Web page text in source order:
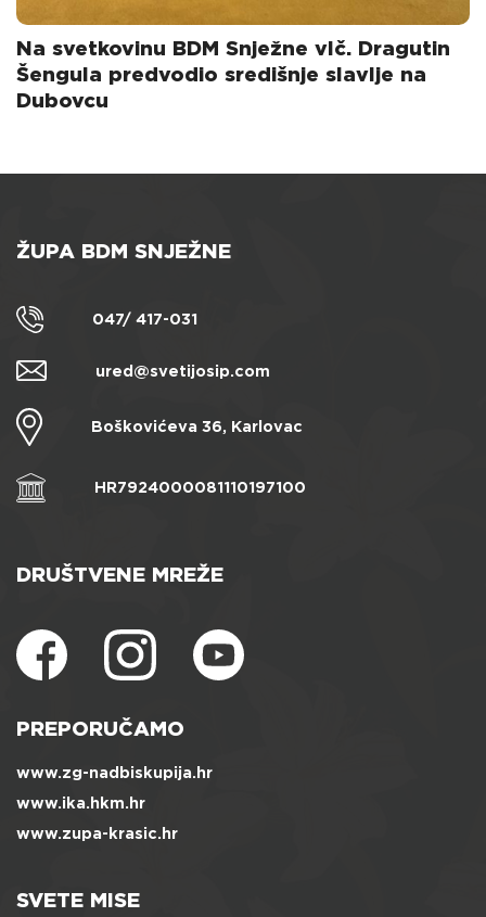
Na svetkovinu BDM Snježne vlč. Dragutin
Šengula predvodio središnje slavlje na
Dubovcu
ŽUPA BDM SNJEŽNE
047/ 417-031
ured@svetijosip.com
Boškovićeva 36, Karlovac
HR7924000081110197100
DRUŠTVENE MREŽE
PREPORUČAMO
www.zg-nadbiskupija.hr
www.ika.hkm.hr
www.zupa-krasic.hr
SVETE MISE